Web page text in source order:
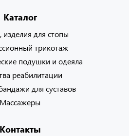
Каталог
изделия для стопы
трикотаж
подушки и одеяла
реабилитации
для суставов
Массажеры
Контакты